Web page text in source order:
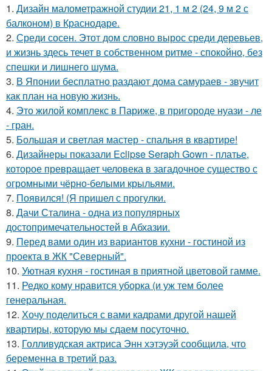
1. Дизайн малометражной студии 21, 1 м 2 (24, 9 м 2 с
балконом) в Краснодаре.
2. Среди сосен. Этот дом словно вырос среди деревьев,
и жизнь здесь течет в собственном ритме - спокойно, без
спешки и лишнего шума.
3. В Японии бесплатно раздают дома самураев - звучит
как план на новую жизнь.
4. Это жилой комплекс в Париже, в пригороде нуази - ле
- гран.
5. Большая и светлая мастер - спальня в квартире!
6. Дизайнеры показали Eclipse Seraph Gown - платье,
которое превращает человека в загадочное существо с
огромными чёрно-белыми крыльями.
7. Появился! (Я пришел с прогулки.
8. Дачи Сталина - одна из популярных
достопримечательностей в Абхазии.
9. Перед вами один из вариантов кухни - гостиной из
проекта в ЖК "Северный".
10. Уютная кухня - гостиная в приятной цветовой гамме.
11. Редко кому нравится уборка (и уж тем более
генеральная.
12. Хочу поделиться с вами кадрами другой нашей
квартиры, которую мы сдаем посуточно.
13. Голливудская актриса Энн хэтэуэй сообщила, что
беременна в третий раз.